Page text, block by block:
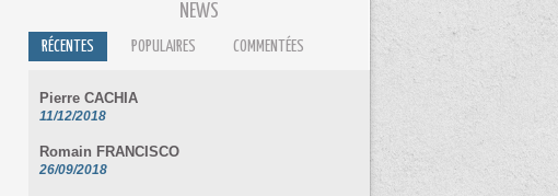
NEWS
RÉCENTES POPULAIRES COMMENTÉES
Pierre CACHIA
11/12/2018
Romain FRANCISCO
26/09/2018